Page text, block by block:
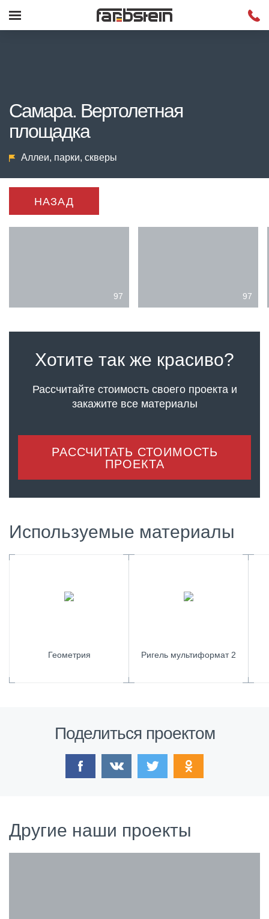
Самара. Вертолетная
площадка
Аллеи, парки, скверы
НАЗАД
97 97
Хотите так же красиво?
Рассчитайте стоимость своего проектаи
закажите все материалы
РАССЧИТАТЬ СТОИМОСТЬ
ПРОЕКТА
Используемые материалы
Геометрия Ригель мультиформат 2
Поделиться проектом
Другие наши проекты